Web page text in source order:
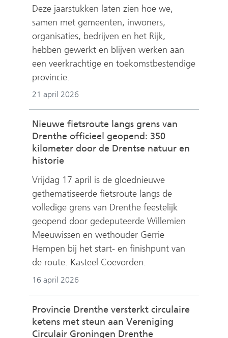
Deze jaarstukken laten zien hoe we,
samen met gemeenten, inwoners,
organisaties, bedrijven en het Rijk,
hebben gewerkt en blijven werken aan
een veerkrachtige en toekomstbestendige
provincie.
21 april 2026
Nieuwe fietsroute langs grens van
Drenthe officieel geopend: 350
kilometer door de Drentse natuur en
historie
Vrijdag 17 april is de gloednieuwe
gethematiseerde fietsroute langs de
volledige grens van Drenthe feestelijk
geopend door gedeputeerde Willemien
Meeuwissen en wethouder Gerrie
Hempen bij het start- en finishpunt van
de route: Kasteel Coevorden.
16 april 2026
Provincie Drenthe versterkt circulaire
ketens met steun aan Vereniging
Circulair Groningen Drenthe